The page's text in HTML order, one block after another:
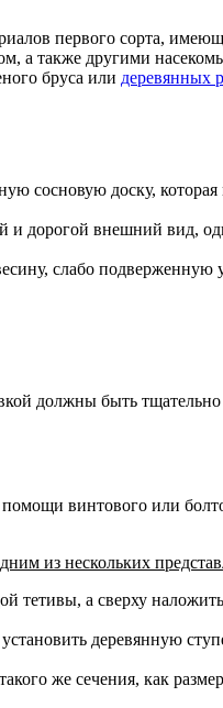
первого сорта,
а также другими
бруса или деревянных
доску, которая
дорогой внешний вид,
слабо
должны быть
винтового или
из нескольких
тетивы, а сверху
деревянную
же сечения, как